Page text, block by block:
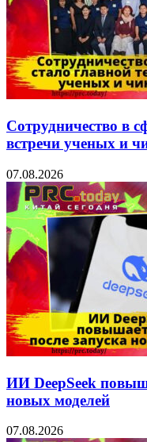
Сотрудничество в
встречи ученых и
07.08.2026
ИИ DeepSeek
новых моделей
07.08.2026